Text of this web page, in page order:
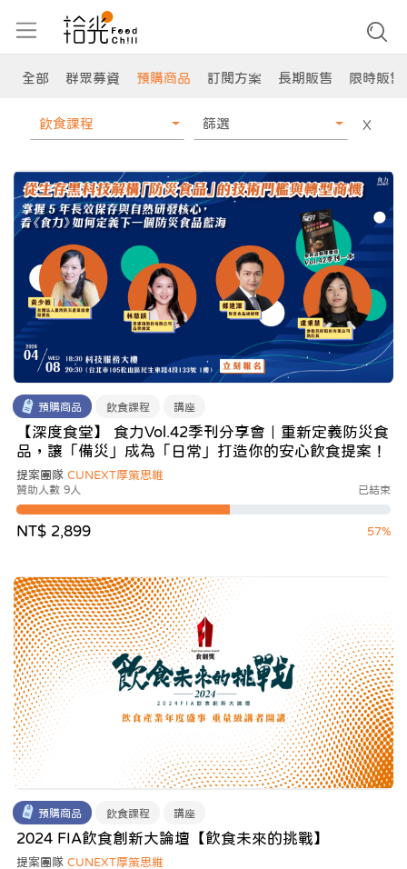
全部 群眾募資 預購商品 訂閱方案 長期販售 限時販售
飲食課程 篩選 X
預購商品 飲食課程 講座
【深度食堂】 食力Vol.42季刊分享會｜重新定義防災食
品，讓「備災」成為「日常」打造你的安心飲食提案！
提案團隊 CUNEXT厚策思維
贊助人數 9人 已結束
57%
NT$ 2,899
預購商品 飲食課程 講座
2024 FIA飲食創新大論壇【飲食未來的挑戰】
提案團隊 CUNEXT厚策思維